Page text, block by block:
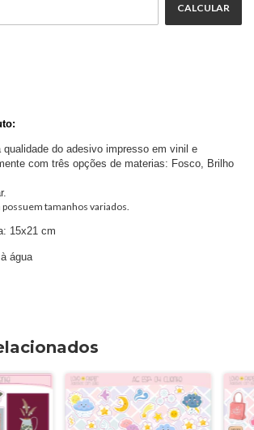
CALCULAR
qualidade do adesivo impresso em vinil e
com três opções de materias: Fosco, Brilho
tamanhos variados.
15x21 cm
água